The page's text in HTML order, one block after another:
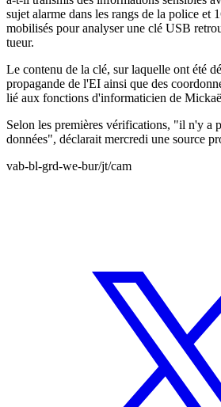
sujet alarme dans les rangs de la police et
mobilisés pour analyser une clé USB
tueur.
Le contenu de la clé, sur laquelle ont été
propagande de l'EI ainsi que des
lié aux fonctions d'informaticien de
Selon les premières vérifications, "il n'y a
données", déclarait mercredi une source
vab-bl-grd-we-bur/jt/cam